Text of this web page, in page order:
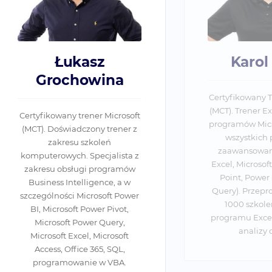
z
z
Power
Certyfikowany Trener Microsoft
(MCT). Trener Expose z zakresu
programów Microsoft Office na
zaawansowania (Microsoft
Excel, Microsoft Access, Power
Query). Przeprowadził ponad
programu Excel, baz danych i